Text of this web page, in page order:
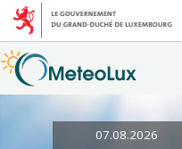
07.08.2026